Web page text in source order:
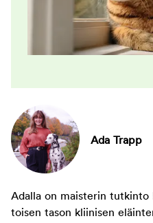
Ada Trapp
Adalla on maisterin tutkinto
toisen tason kliinisen